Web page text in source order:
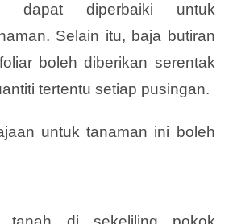
dapat diperbaiki untuk
Selain itu, baja butiran
boleh diberikan serentak
tertentu setiap pusingan.
untuk tanaman ini boleh